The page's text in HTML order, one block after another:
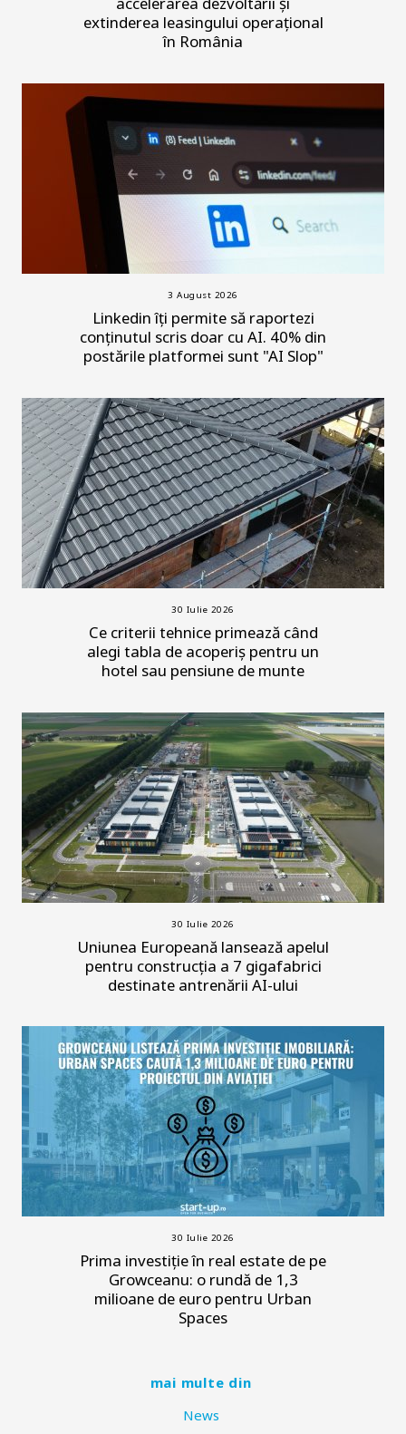
extinderea leasingului operațional
în România
3 August 2026
Linkedin îți permite să raportezi
conținutul scris doar cu AI. 40% din
postările platformei sunt "AI Slop"
30 Iulie 2026
Ce criterii tehnice primează când
alegi tabla de acoperiș pentru un
hotel sau pensiune de munte
30 Iulie 2026
Uniunea Europeană lansează apelul
pentru construcția a 7 gigafabrici
destinate antrenării AI-ului
30 Iulie 2026
Prima investiție în real estate de pe
Growceanu: o rundă de 1,3
milioane de euro pentru Urban
Spaces
mai multe din
News